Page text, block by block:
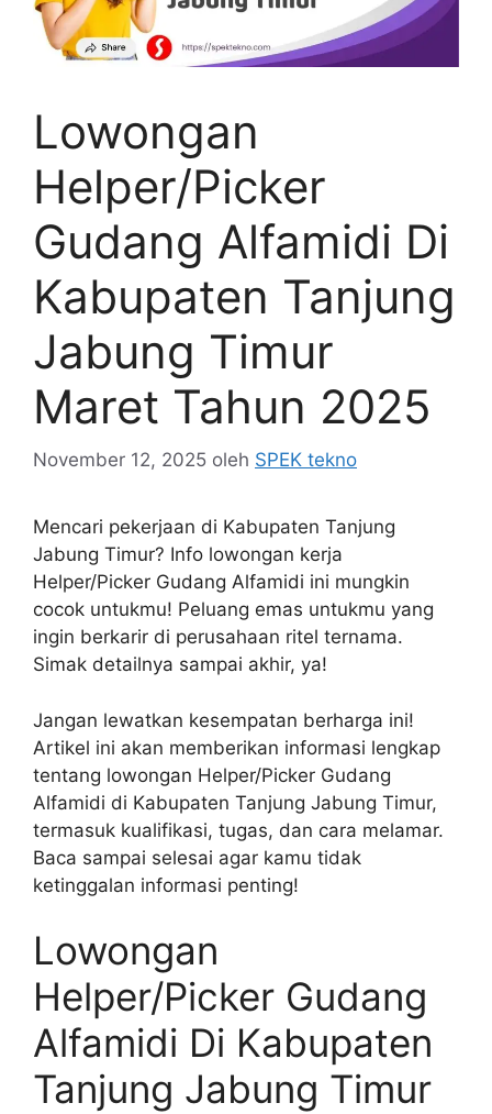
Lowongan
Helper/Picker
Gudang Alfamidi Di
Kabupaten Tanjung
Jabung Timur
Maret Tahun 2025
November 12, 2025 oleh SPEK tekno
Mencari pekerjaan di Kabupaten Tanjung
Jabung Timur? Info lowongan kerja
Helper/Picker Gudang Alfamidi ini mungkin
cocok untukmu! Peluang emas untukmu yang
ingin berkarir di perusahaan ritel ternama.
Simak detailnya sampai akhir, ya!
Jangan lewatkan kesempatan berharga ini!
Artikel ini akan memberikan informasi lengkap
tentang lowongan Helper/Picker Gudang
Alfamidi di Kabupaten Tanjung Jabung Timur,
termasuk kualifikasi, tugas, dan cara melamar.
Baca sampai selesai agar kamu tidak
ketinggalan informasi penting!
Lowongan
Helper/Picker Gudang
Alfamidi Di Kabupaten
Tanjung Jabung Timur